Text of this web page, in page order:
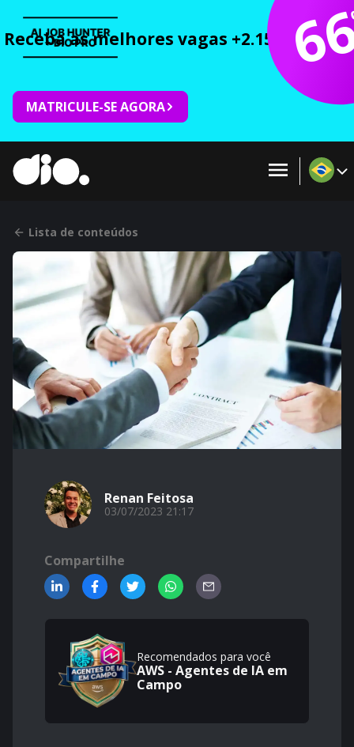
Receba as melhores vagas +2.150 cursos
MATRICULE-SE AGORA
Lista de conteúdos
Renan Feitosa
03/07/2023 21:17
Compartilhe
Recomendados para você
AWS - Agentes de IA em
Campo